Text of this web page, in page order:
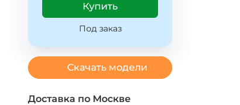
Купить
Под заказ
Скачать модели
Доставка по Москве